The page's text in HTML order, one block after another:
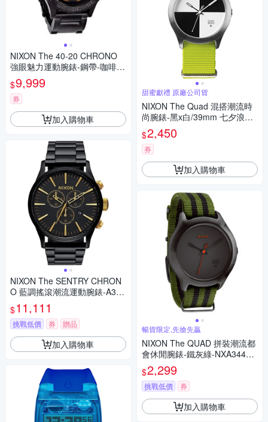
NIXON The 40-20 CHRONO
強眼魅力運動腕錶-鋼帶-咖啡/4
2mm
$9,999
券
加入購物車
NIXON The SENTRY CHRON
O 藍調搖滾潮流運動腕錶-A386
1041
$11,111
挑戰低價 券 贈品
加入購物車
甜蜜獻禮 原廠公司貨
NIXON The Quad 混搭潮流時
尚腕錶-黑x白/39mm 七夕浪漫
購 送禮首選
$2,450
券
加入購物車
暢貨限定,先搶先贏
NIXON The QUAD 拼裝潮流都
會休閒腕錶-鐵灰綠-NXA34411
51-39mm
$2,299
挑戰低價 券
加入購物車